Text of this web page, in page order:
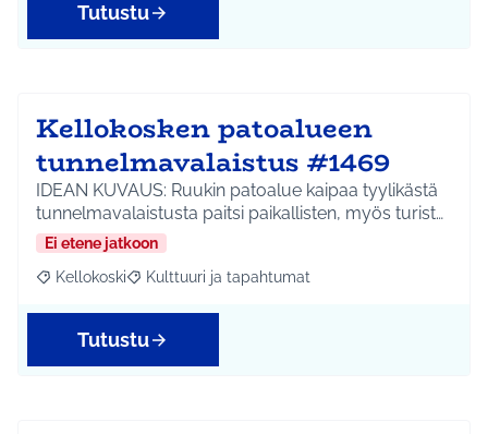
Tutustu
Kellokosken patoalueen
tunnelmavalaistus #1469
IDEAN KUVAUS: Ruukin patoalue kaipaa tyylikästä
tunnelmavalaistusta paitsi paikallisten, myös turist…
Ei etene jatkoon
Rajaa tulokset aihepiirin mukaan: Kellokoski
Kellokoski Rajaa tulokset teeman mukaan: Kulttuuri ja
Kulttuuri ja tapahtumat
Tutustu